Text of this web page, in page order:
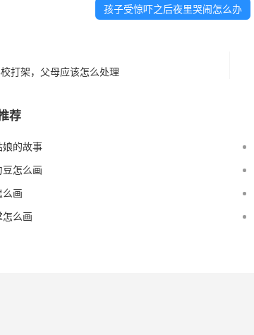
孩子受惊吓之后夜里哭闹怎么办
打架，父母应该怎么处理
荐
娘的故事
豆怎么画
么画
怎么画